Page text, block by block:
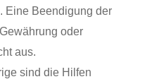
Eine Beendigung der
oder
aus.
sind die Hilfen